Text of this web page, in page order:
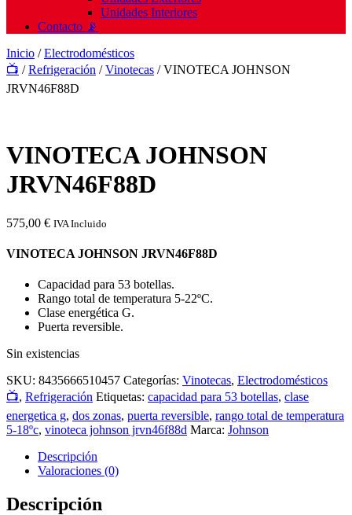
Unidades Interiores
Contacto 📡
Inicio /Electrodomésticos
📺 /Refrigeración /Vinotecas / VINOTECA JOHNSON
JRVN46F88D
VINOTECA JOHNSON
JRVN46F88D
575,00 € IVA Incluido
VINOTECA JOHNSON JRVN46F88D
Capacidad para 53 botellas.
Rango total de temperatura 5-22ºC.
Clase energética G.
Puerta reversible.
Sin existencias
SKU: 8435666510457 Categorías: Vinotecas, Electrodomésticos
📺, Refrigeración Etiquetas: capacidad para 53 botellas, clase
energetica g, dos zonas, puerta reversible, rango total de temperatura
5-18ºc, vinoteca johnson jrvn46f88d Marca: Johnson
Descripción
Valoraciones (0)
Descripción